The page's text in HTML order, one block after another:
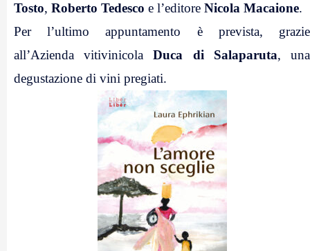
Tosto, Roberto Tedesco e l’editore Nicola Macaione.
Per l’ultimo appuntamento è prevista, grazie
all’Azienda vitivinicolaDuca di Salaparuta, una
degustazione di vini pregiati.